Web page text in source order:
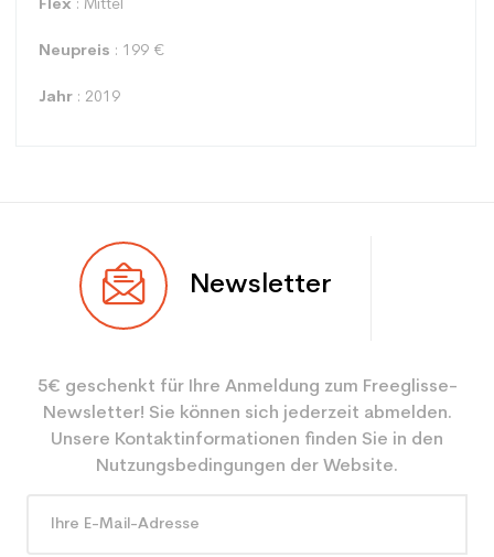
Flex : Mittel
Neupreis : 199 €
Jahr : 2019
Benutzer Mann
Farbe Beige
CO2-Einsparungen für
den Planeten (in kg)
1.31
Newsletter
5€ geschenkt für Ihre Anmeldung zum Freeglisse-
Newsletter! Sie können sich jederzeit abmelden.
Unsere Kontaktinformationen finden Sie in den
Nutzungsbedingungen der Website.